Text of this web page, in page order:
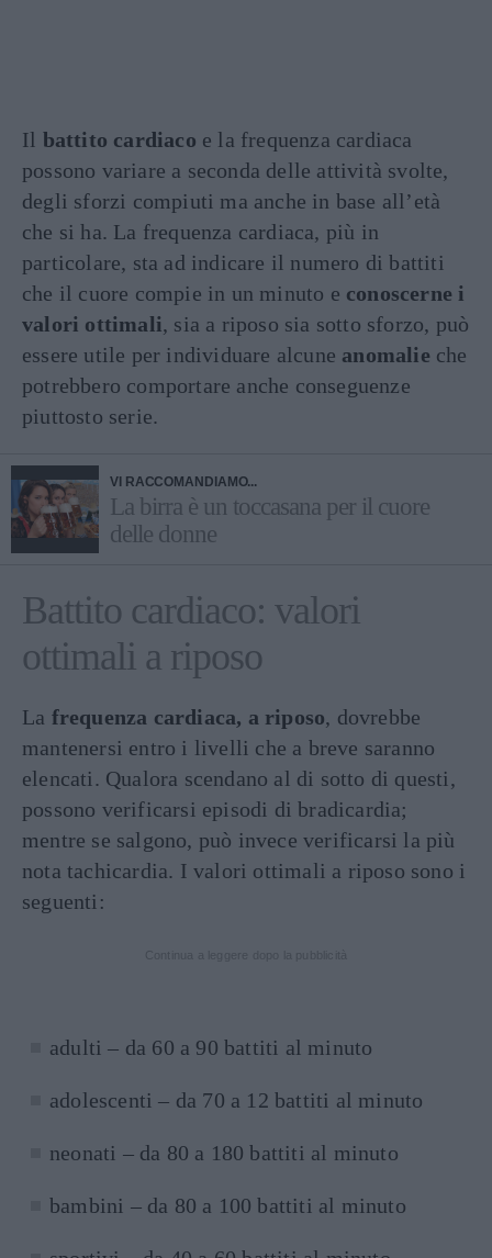
Il battito cardiaco e la frequenza cardiaca
possono variare a seconda delle attività svolte,
degli sforzi compiuti ma anche in base all’età
che si ha. La frequenza cardiaca, più in
particolare, sta ad indicare il numero di battiti
che il cuore compie in un minuto e conoscerne i
valori ottimali, sia a riposo sia sotto sforzo, può
essere utile per individuare alcune anomalie che
potrebbero comportare anche conseguenze
piuttosto serie.
VI RACCOMANDIAMO...
La birra è un toccasana per il cuore
delle donne
Battito cardiaco: valori
ottimali a riposo
La frequenza cardiaca, a riposo, dovrebbe
mantenersi entro i livelli che a breve saranno
elencati. Qualora scendano al di sotto di questi,
possono verificarsi episodi di bradicardia;
mentre se salgono, può invece verificarsi la più
nota tachicardia. I valori ottimali a riposo sono i
seguenti:
adulti – da 60 a 90 battiti al minuto
adolescenti – da 70 a 12 battiti al minuto
neonati – da 80 a 180 battiti al minuto
bambini – da 80 a 100 battiti al minuto